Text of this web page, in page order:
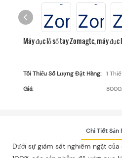
Máy đục lỗ sổ tay Zomagtc, máy đục
Tối Thiểu Số Lượng Đặt Hàng:
1
Giá:
Chi Tiết Sản
Dưới sự giám sát nghiêm ngặt